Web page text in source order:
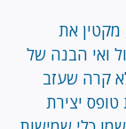
את
ואי הבנה של
קרה שעזב
יצירת